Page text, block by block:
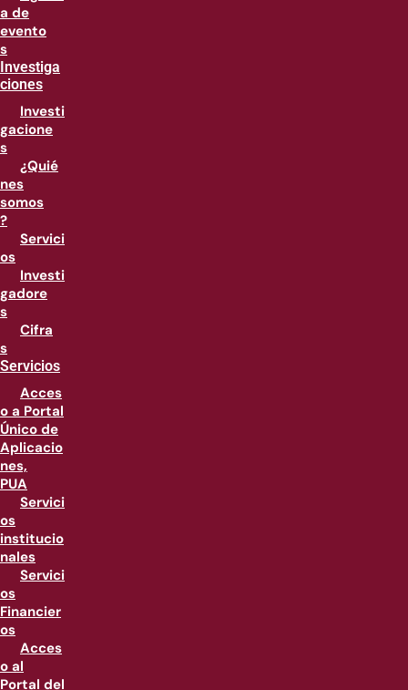
a de
evento
s
Investiga
ciones
Investi
gacione
s
¿Quié
nes
somos
?
Servici
os
Investi
gadore
s
Cifra
s
Servicios
Acces
o a Portal
Único de
Aplicacio
nes,
PUA
Servici
os
institucio
nales
Servici
os
Financier
os
Acces
o al
Portal del